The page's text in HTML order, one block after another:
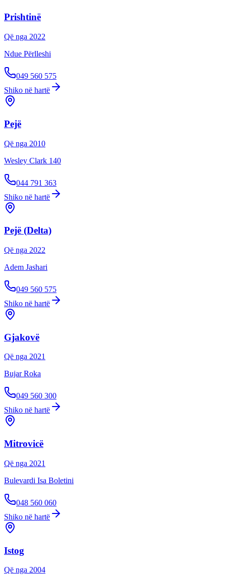
Prishtinë
Që nga 2022
Ndue Përlleshi
049 560 575
Shiko në hartë
Pejë
Që nga 2010
Wesley Clark 140
044 791 363
Shiko në hartë
Pejë (Delta)
Që nga 2022
Adem Jashari
049 560 575
Shiko në hartë
Gjakovë
Që nga 2021
Bujar Roka
049 560 300
Shiko në hartë
Mitrovicë
Që nga 2021
Bulevardi Isa Boletini
048 560 060
Shiko në hartë
Istog
Që nga 2004